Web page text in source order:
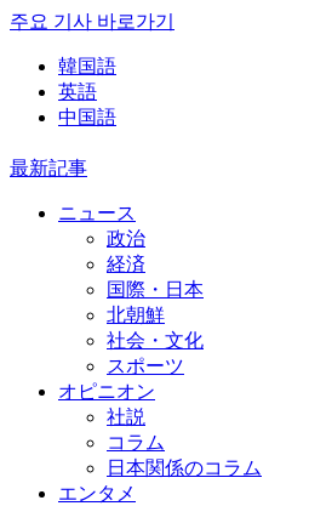
주요 기사 바로가기
韓国語
英語
中国語
最新記事
ニュース
政治
経済
国際・日本
北朝鮮
社会・文化
スポーツ
オピニオン
社説
コラム
日本関係のコラム
エンタメ